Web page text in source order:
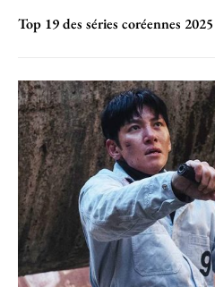
Top 19 des séries coréennes